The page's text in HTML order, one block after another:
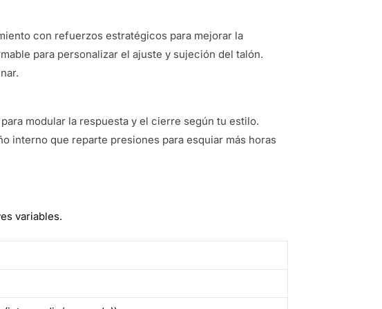
con refuerzos estratégicos para mejorar la
para personalizar el ajuste y sujeción del talón.
modular la respuesta y el cierre según tu estilo.
interno que reparte presiones para esquiar más horas
variables.